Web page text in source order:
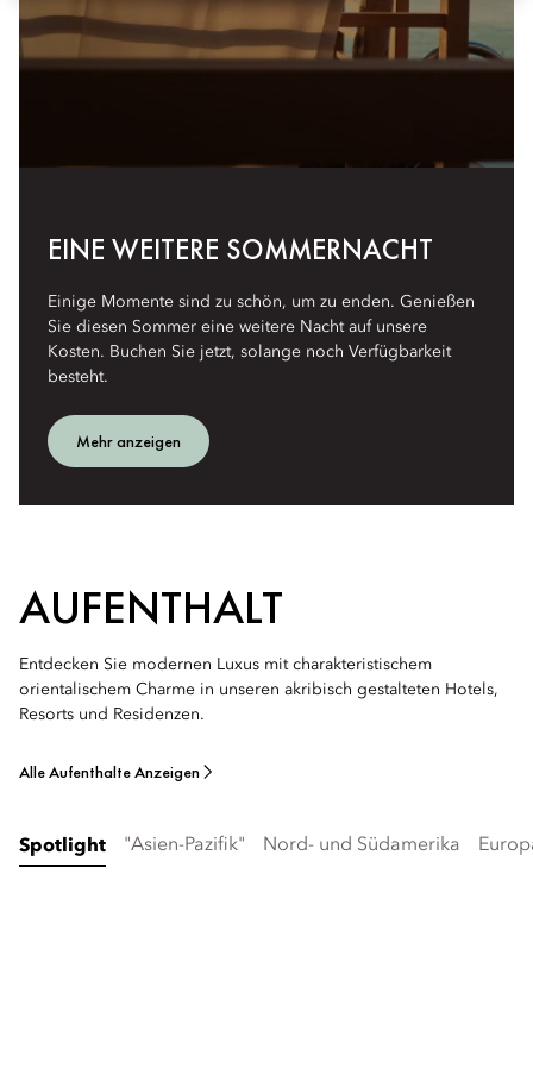
EINE WEITERE SOMMERNACHT
Einige Momente sind zu schön, um zu enden. Genießen
Sie diesen Sommer eine weitere Nacht auf unsere
Kosten. Buchen Sie jetzt, solange noch Verfügbarkeit
besteht.
Mehr anzeigen
AUFENTHALT
Entdecken Sie modernen Luxus mit charakteristischem
orientalischem Charme in unseren akribisch gestalteten Hotels,
Resorts und Residenzen.
Alle Aufenthalte Anzeigen
Spotlight "Asien-Pazifik" Nord- und Südamerika